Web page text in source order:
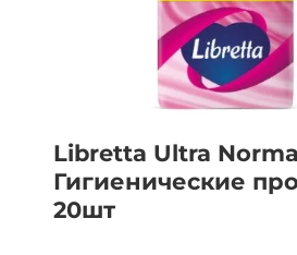
Libretta Ultra
Гигиенические
20шт